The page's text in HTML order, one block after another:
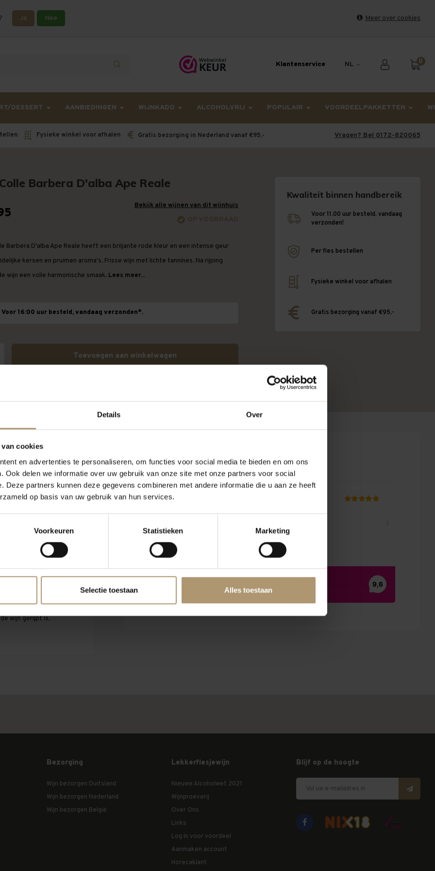
Details Over
cookies
en advertenties te personaliseren, om functies voor social media te bieden en om ons
Ook delen we informatie over uw gebruik van onze site met onze partners voor social
Deze partners kunnen deze gegevens combineren met andere informatie die u aan ze heeft
op basis van uw gebruik van hun services.
Voorkeuren Statistieken Marketing
Selectie toestaan Alles toestaan
Ja Nee
Meer over cookies
langer onderweg zijn dan gebruikelijk - Bestellingen van het weekend en maandag worden dinsdag verzonden.
Klantenservice NL 0
DESSERT AANBIEDINGEN WIJNKADO ALCOHOLVRIJ POPULAIR VOORDEELPAKKETTEN
Fysieke winkel voor afhalen Gratis bezorging in Nederland vanaf €95,- Vragen? Bel 0172-820065
Barbera D'alba Ape Reale
Bekijk alle wijnen van dit wijnhuis
OP VOORRAAD
Barbera D'alba Ape Reale heeft een briljante rode kleur en een intense geur
kersen en pruimen aroma's. Frisse wijn met lichte tannines. Na rijping
wijn een volle harmonische smaak. Lees meer...
Voor 16:00 uur besteld, vandaag verzonden*.
Toevoegen aan winkelwagen
Kwaliteit binnen handbereik
Voor 11.00 uur besteld, vandaag
verzonden!
Per fles bestellen
Fysieke winkel voor afhalen
Gratis bezorging vanaf €95,-
Bel Colle
druiven. De
prachtig zien.
kleur en een intense
is droog met een
volle harmonische
gedronken
wijn gerijpt is.
Klantbeoordelingen
Bezorging
Wijn bezorgen Duitsland
Wijn bezorgen Nederland
Wijn bezorgen België
Lekkerflesjewijn
Nieuwe Alcoholwet 2021
Wijnproeverij
Over Ons
Links
Log In voor voordeel
Aanmaken account
Horecaklant
Blijf op de hoogte